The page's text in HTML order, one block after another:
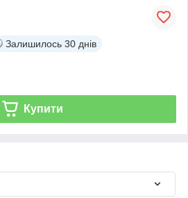
Залишилось 30 днів
Купити